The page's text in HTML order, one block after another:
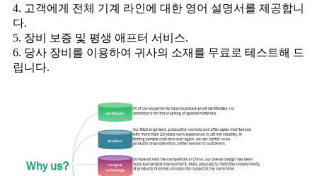
4. 고객에게 전체 기계 라인에 대한 영어 설명서를 제공합니
다.
5. 장비 보증 및 평생 애프터 서비스.
6. 당사 장비를 이용하여 귀사의 소재를 무료로 테스트해 드
립니다.